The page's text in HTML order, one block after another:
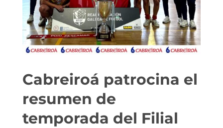
Cabreiroá patrocina el
resumen de
temporada del Filial